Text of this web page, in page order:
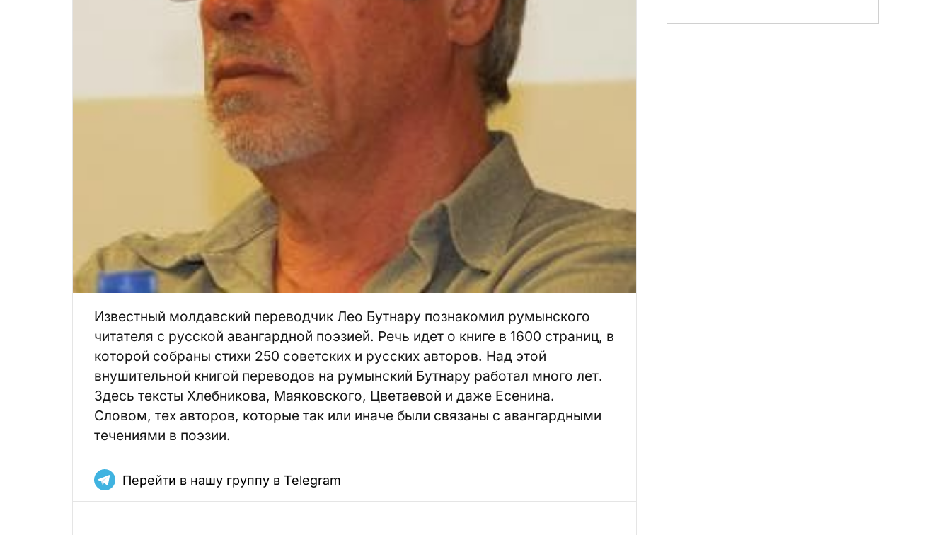
Известный молдавский переводчик Лео Бутнару познакомил румынского
читателя с русской авангардной поэзией. Речь идет о книге в 1600 страниц, в
которой собраны стихи 250 советских и русских авторов. Над этой
внушительной книгой переводов на румынский Бутнару работал много лет.
Здесь тексты Хлебникова, Маяковского, Цветаевой и даже Есенина.
Словом, тех авторов, которые так или иначе были связаны с авангардными
течениями в поэзии.
Перейти в нашу группу в Telegram